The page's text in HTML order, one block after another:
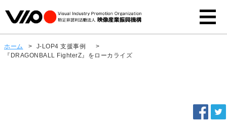
ホーム > J-LOP4 支援事例
>
『DRAGONBALL FighterZ』をローカライズ